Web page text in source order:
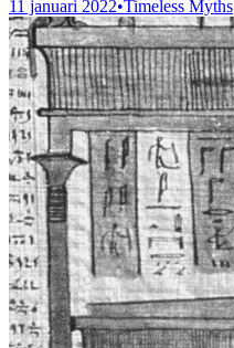
11 januari 2022•Timeless Myths